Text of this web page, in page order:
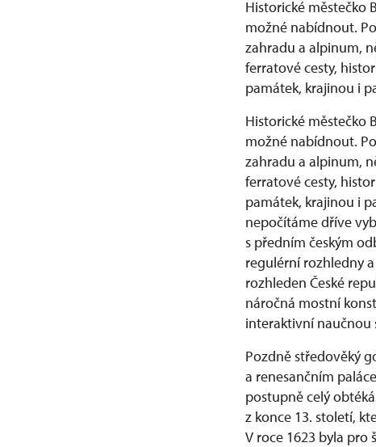
Historické městečko
možné nabídnout.
zahradu a alpinum,
ferratové cesty,
památek, krajinou i
Historické městečko
možné nabídnout.
zahradu a alpinum,
ferratové cesty,
památek, krajinou i
nepočítáme dříve
s předním českým
regulérní rozhledny
rozhleden České
náročná mostní
Pozdně středověký
a renesančním
postupně celý
z konce 13. století,
V roce 1623 byla pro